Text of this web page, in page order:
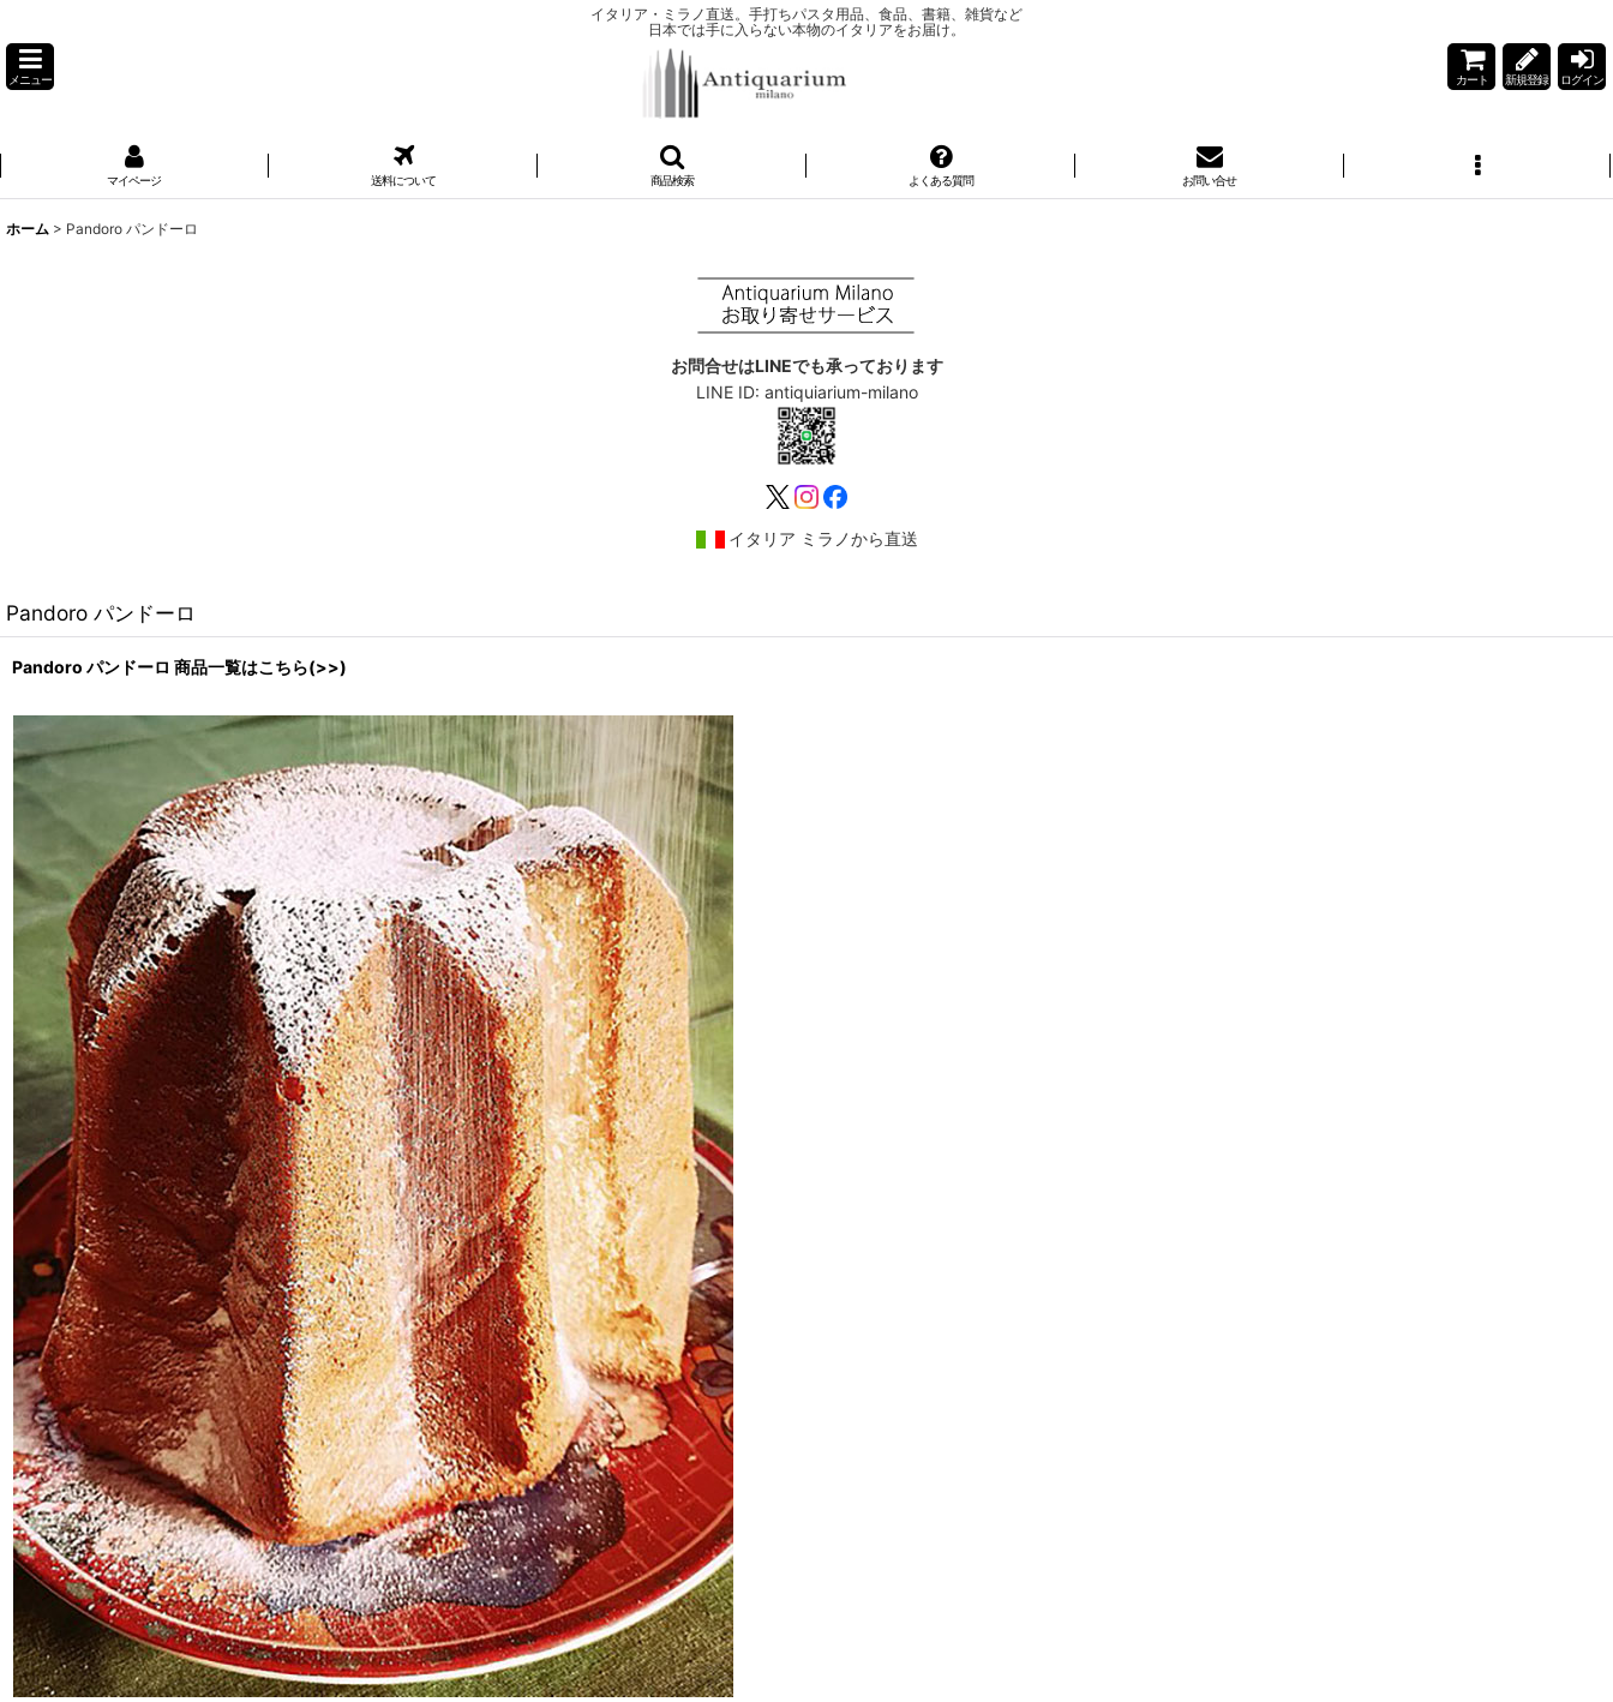
イタリア・ミラノ直送。手打ちパスタ用品、食品、書籍、雑貨など
日本では手に入らない本物のイタリアをお届け。
メニュー カート 新規登録 ログイン
マイページ 送料について 商品検索 よくある質問 お問い合せ
ホーム > Pandoro パンドーロ
お問合せはLINEでも承っております
LINE ID: antiquiarium-milano
イタリア ミラノから直送
Pandoro パンドーロ
Pandoro パンドーロ 商品一覧はこちら(>>)